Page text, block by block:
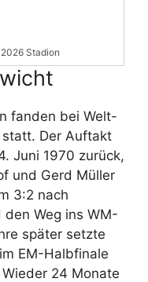
Stadion
fanden bei Welt-
Der Auftakt
Juni 1970 zurück,
und Gerd Müller
3:2 nach
den Weg ins WM-
später setzte
EM-Halbfinale
24 Monate